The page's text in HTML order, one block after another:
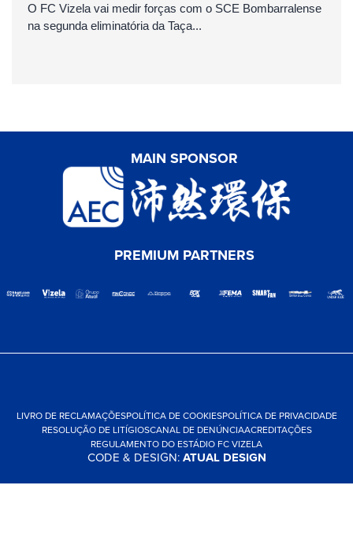
O FC Vizela vai medir forças com o SCE Bombarralense
na segunda eliminatória da Taça...
MAIN SPONSOR
PREMIUM PARTNERS
LIVRO DE RECLAMAÇÕESPOLÍTICA DE COOKIESPOLÍTICA DE PRIVACIDADE
RESOLUÇÃO DE LITÍGIOSCANAL DE DENÚNCIAACREDITAÇÕES
REGULAMENTO DO ESTÁDIO FC VIZELA
CODE & DESIGN:ATUAL DESIGN